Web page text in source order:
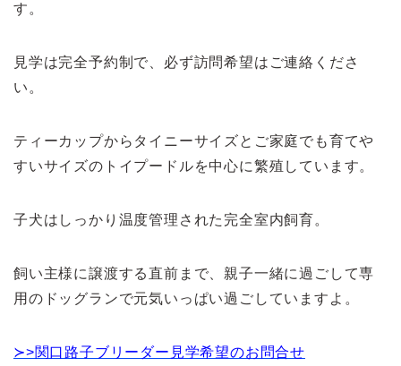
す。
見学は完全予約制で、必ず訪問希望はご連絡くださ
い。
ティーカップからタイニーサイズとご家庭でも育てや
すいサイズのトイプードルを中心に繁殖しています。
子犬はしっかり温度管理された完全室内飼育。
飼い主様に譲渡する直前まで、親子一緒に過ごして専
用のドッグランで元気いっぱい過ごしていますよ。
≻>関口路子ブリーダー見学希望のお問合せ